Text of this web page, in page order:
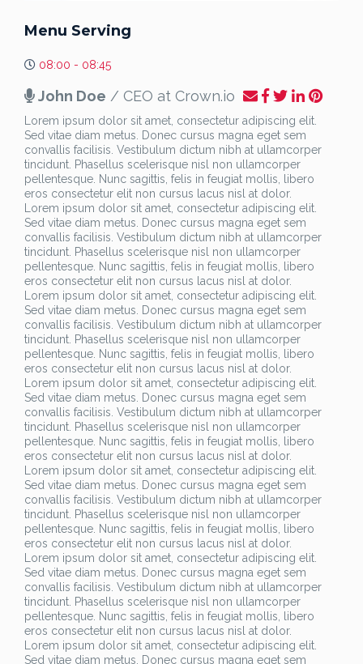
Menu Serving
08:00 - 08:45
John Doe / CEO at Crown.io
Lorem ipsum dolor sit amet, consectetur adipiscing elit.
Sed vitae diam metus. Donec cursus magna eget sem
convallis facilisis. Vestibulum dictum nibh at ullamcorper
tincidunt. Phasellus scelerisque nisl non ullamcorper
pellentesque. Nunc sagittis, felis in feugiat mollis, libero
eros consectetur elit non cursus lacus nisl at dolor.
Lorem ipsum dolor sit amet, consectetur adipiscing elit.
Sed vitae diam metus. Donec cursus magna eget sem
convallis facilisis. Vestibulum dictum nibh at ullamcorper
tincidunt. Phasellus scelerisque nisl non ullamcorper
pellentesque. Nunc sagittis, felis in feugiat mollis, libero
eros consectetur elit non cursus lacus nisl at dolor.
Lorem ipsum dolor sit amet, consectetur adipiscing elit.
Sed vitae diam metus. Donec cursus magna eget sem
convallis facilisis. Vestibulum dictum nibh at ullamcorper
tincidunt. Phasellus scelerisque nisl non ullamcorper
pellentesque. Nunc sagittis, felis in feugiat mollis, libero
eros consectetur elit non cursus lacus nisl at dolor.
Lorem ipsum dolor sit amet, consectetur adipiscing elit.
Sed vitae diam metus. Donec cursus magna eget sem
convallis facilisis. Vestibulum dictum nibh at ullamcorper
tincidunt. Phasellus scelerisque nisl non ullamcorper
pellentesque. Nunc sagittis, felis in feugiat mollis, libero
eros consectetur elit non cursus lacus nisl at dolor.
Lorem ipsum dolor sit amet, consectetur adipiscing elit.
Sed vitae diam metus. Donec cursus magna eget sem
convallis facilisis. Vestibulum dictum nibh at ullamcorper
tincidunt. Phasellus scelerisque nisl non ullamcorper
pellentesque. Nunc sagittis, felis in feugiat mollis, libero
eros consectetur elit non cursus lacus nisl at dolor.
Lorem ipsum dolor sit amet, consectetur adipiscing elit.
Sed vitae diam metus. Donec cursus magna eget sem
convallis facilisis. Vestibulum dictum nibh at ullamcorper
tincidunt. Phasellus scelerisque nisl non ullamcorper
pellentesque. Nunc sagittis, felis in feugiat mollis, libero
eros consectetur elit non cursus lacus nisl at dolor.
Lorem ipsum dolor sit amet, consectetur adipiscing elit.
Sed vitae diam metus. Donec cursus magna eget sem